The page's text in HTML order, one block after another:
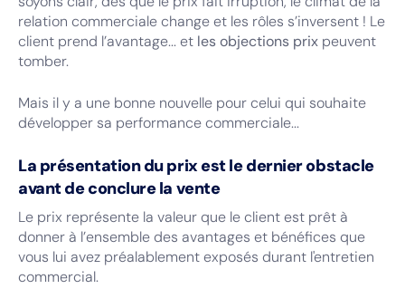
relation commerciale change et les rôles s’inversent ! Le
client prend l’avantage... et les objections prix peuvent
tomber.
Mais il y a une bonne nouvelle pour celui qui souhaite
développer sa performance commerciale...
La présentation du prix est le dernier obstacle
avant de conclure la vente
Le prix représente la valeur que le client est prêt à
donner à l’ensemble des avantages et bénéfices que
vous lui avez préalablement exposés durant l'entretien
commercial.